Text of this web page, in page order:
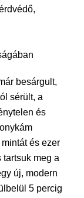
besárgult,
sérült, a
és
és ezer
tartsuk meg a
új, modern
5 percig